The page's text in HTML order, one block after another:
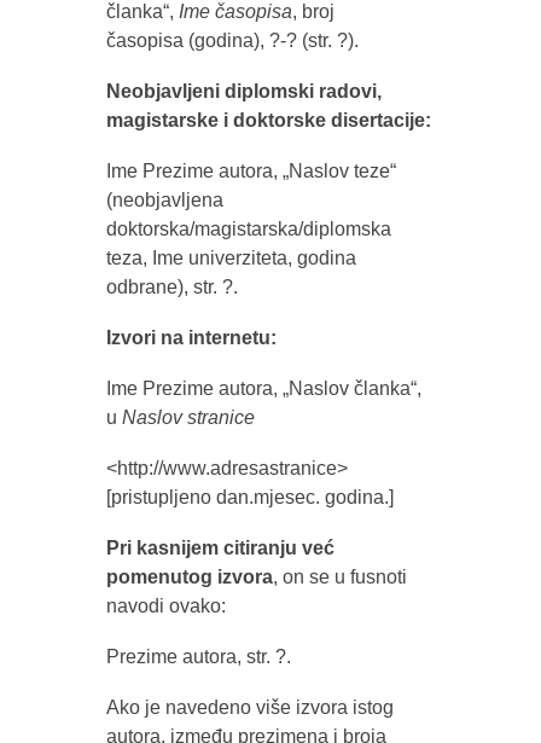
članka“, Ime časopisa, broj
časopisa (godina), ?-? (str. ?).
Neobjavljeni diplomski radovi,
magistarske i doktorske disertacije:
Ime Prezime autora, „Naslov teze“
(neobjavljena
doktorska/magistarska/diplomska
teza, Ime univerziteta, godina
odbrane), str. ?.
Izvori na internetu:
Ime Prezime autora, „Naslov članka“,
u Naslov stranice
<http://www.adresastranice>
[pristupljeno dan.mjesec. godina.]
Pri kasnijem citiranju već
pomenutog izvora, on se u fusnoti
navodi ovako:
Prezime autora, str. ?.
Ako je navedeno više izvora istog
autora, između prezimena i broja